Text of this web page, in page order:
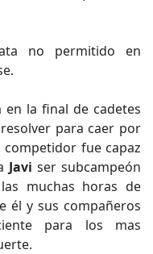
no permitido en
en la final de cadetes
para caer por
fue capaz
Javi ser subcampeón
muchas horas de
él y sus compañeros
para los mas